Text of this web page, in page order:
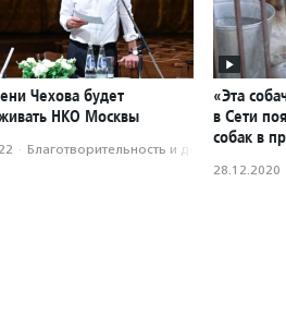
Чехова будет
НКО Москвы
· Благотвори­тель­ность и
«Эта
в Сети
собак в
28.12.2020